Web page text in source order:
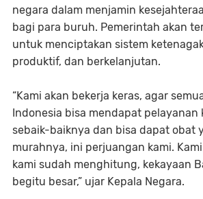
negara dalam menjamin
bagi para buruh. Pemerintah akan
untuk menciptakan sistem
produktif, dan berkelanjutan.
“Kami akan bekerja keras, agar
Indonesia bisa mendapat pelayanan
sebaik-baiknya dan bisa dapat obat
murahnya, ini perjuangan kami.
kami sudah menghitung, kekayaan
begitu besar,” ujar Kepala Negara.